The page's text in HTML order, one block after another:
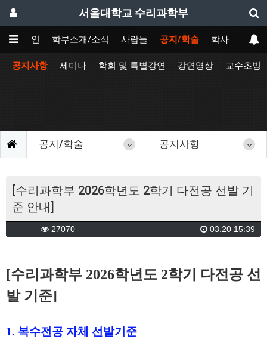
서울대학교 수리과학부
메인 학부소개/소식 사람들 공지/학술 학사
공지사항 세미나 학회 및 특별강연 강연영상 교수초빙
공지/학술 공지사항
[수리과학부 2026학년도 2학기 다전공 선발 기
준 안내]
27070 03.20 15:39
[수리과학부 2026학년도 2학기 다전공 선
발 기준]
1. 복수전공 자체 선발기준